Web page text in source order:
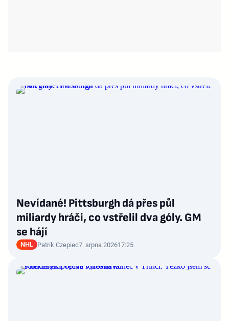
Nevídané! Pittsburgh dá přes půl
miliardy hráči, co vstřelil dva góly. GM
se hájí
NHL Patrik Czepiec7. srpna 202617:25